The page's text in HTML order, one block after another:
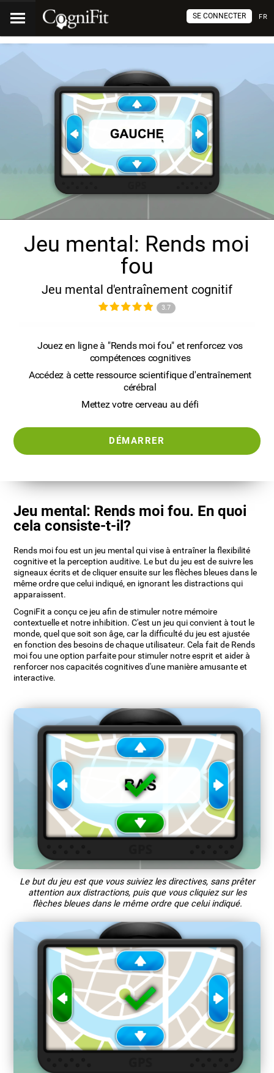
FR
SE CONNECTER
Jeu mental: Rends moi
fou
Jeu mental d'entraînement cognitif
3.7
Jouez en ligne à "Rends moi fou" et renforcez vos
compétences cognitives
Accédez à cette ressource scientifique d'entraînement
cérébral
Mettez votre cerveau au défi
DÉMARRER
Jeu mental: Rends moi fou. En quoi
cela consiste-t-il?
Rends moi fou est un jeu mental qui vise à entraîner la flexibilité
cognitive et la perception auditive. Le but du jeu est de suivre les
signeaux écrits et de cliquer ensuite sur les flèches bleues dans le
même ordre que celui indiqué, en ignorant les distractions qui
apparaissent.
CogniFit a conçu ce jeu afin de stimuler notre mémoire
contextuelle et notre inhibition. C'est un jeu qui convient à tout le
monde, quel que soit son âge, car la difficulté du jeu est ajustée
en fonction des besoins de chaque utilisateur. Cela fait de Rends
moi fou une option parfaite pour stimuler notre esprit et aider à
renforcer nos capacités cognitives d'une manière amusante et
interactive.
Le but du jeu est que vous suiviez les directives, sans prêter
attention aux distractions, puis que vous cliquiez sur les
flèches bleues dans le même ordre que celui indiqué.